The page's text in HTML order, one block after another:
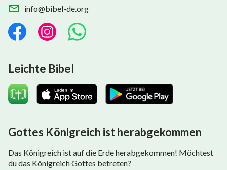
info@bibel-de.org
Leichte Bibel
Gottes Königreich ist herabgekommen
Das Königreich ist auf die Erde herabgekommen! Möchtest
du das Königreich Gottes betreten?